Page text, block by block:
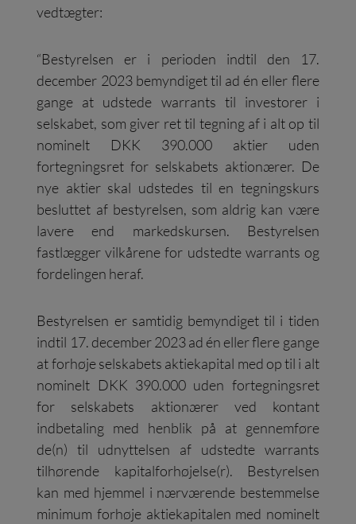
vedtægter:
“Bestyrelsen er i perioden indtil den 17.
december 2023 bemyndiget til ad én eller flere
gange at udstede warrants til investorer i
selskabet, som giver ret til tegning af i alt op til
nominelt DKK 390.000 aktier uden
fortegningsret for selskabets aktionærer. De
nye aktier skal udstedes til en tegningskurs
besluttet af bestyrelsen, som aldrig kan være
lavere end markedskursen. Bestyrelsen
fastlægger vilkårene for udstedte warrants og
fordelingen heraf.
Bestyrelsen er samtidig bemyndiget til i tiden
indtil 17. december 2023 ad én eller flere gange
at forhøje selskabets aktiekapital med op til i alt
nominelt DKK 390.000 uden fortegningsret
for selskabets aktionærer ved kontant
indbetaling med henblik på at gennemføre
de(n) til udnyttelsen af udstedte warrants
tilhørende kapitalforhøjelse(r). Bestyrelsen
kan med hjemmel i nærværende bestemmelse
minimum forhøje aktiekapitalen med nominelt